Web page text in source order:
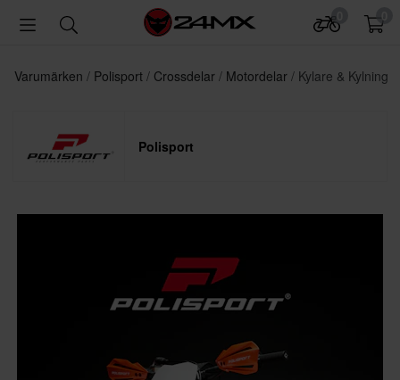
Varumärken Polisport Crossdelar Motordelar Kylare & Kylning
Polisport